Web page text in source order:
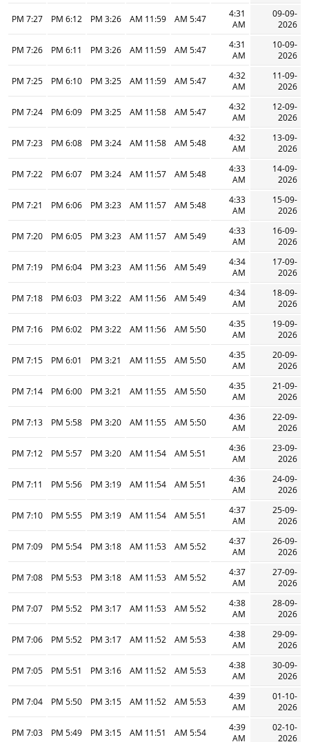
09-09-
2026
4:31
AM
5:47 AM
11:59 AM
3:26 PM
6:12 PM
7:27 PM
10-09-
2026
4:31
AM
5:47 AM
11:59 AM
3:26 PM
6:11 PM
7:26 PM
11-09-
2026
4:32
AM
5:47 AM
11:59 AM
3:25 PM
6:10 PM
7:25 PM
12-09-
2026
4:32
AM
5:47 AM
11:58 AM
3:25 PM
6:09 PM
7:24 PM
13-09-
2026
4:32
AM
5:48 AM
11:58 AM
3:24 PM
6:08 PM
7:23 PM
14-09-
2026
4:33
AM
5:48 AM
11:57 AM
3:24 PM
6:07 PM
7:22 PM
15-09-
2026
4:33
AM
5:48 AM
11:57 AM
3:23 PM
6:06 PM
7:21 PM
16-09-
2026
4:33
AM
5:49 AM
11:57 AM
3:23 PM
6:05 PM
7:20 PM
17-09-
2026
4:34
AM
5:49 AM
11:56 AM
3:23 PM
6:04 PM
7:19 PM
18-09-
2026
4:34
AM
5:49 AM
11:56 AM
3:22 PM
6:03 PM
7:18 PM
19-09-
2026
4:35
AM
5:50 AM
11:56 AM
3:22 PM
6:02 PM
7:16 PM
20-09-
2026
4:35
AM
5:50 AM
11:55 AM
3:21 PM
6:01 PM
7:15 PM
21-09-
2026
4:35
AM
5:50 AM
11:55 AM
3:21 PM
6:00 PM
7:14 PM
22-09-
2026
4:36
AM
5:50 AM
11:55 AM
3:20 PM
5:58 PM
7:13 PM
23-09-
2026
4:36
AM
5:51 AM
11:54 AM
3:20 PM
5:57 PM
7:12 PM
24-09-
2026
4:36
AM
5:51 AM
11:54 AM
3:19 PM
5:56 PM
7:11 PM
25-09-
2026
4:37
AM
5:51 AM
11:54 AM
3:19 PM
5:55 PM
7:10 PM
26-09-
2026
4:37
AM
5:52 AM
11:53 AM
3:18 PM
5:54 PM
7:09 PM
27-09-
2026
4:37
AM
5:52 AM
11:53 AM
3:18 PM
5:53 PM
7:08 PM
28-09-
2026
4:38
AM
5:52 AM
11:53 AM
3:17 PM
5:52 PM
7:07 PM
29-09-
2026
4:38
AM
5:53 AM
11:52 AM
3:17 PM
5:52 PM
7:06 PM
30-09-
2026
4:38
AM
5:53 AM
11:52 AM
3:16 PM
5:51 PM
7:05 PM
01-10-
2026
4:39
AM
5:53 AM
11:52 AM
3:15 PM
5:50 PM
7:04 PM
02-10-
2026
4:39
AM
5:54 AM
11:51 AM
3:15 PM
5:49 PM
7:03 PM